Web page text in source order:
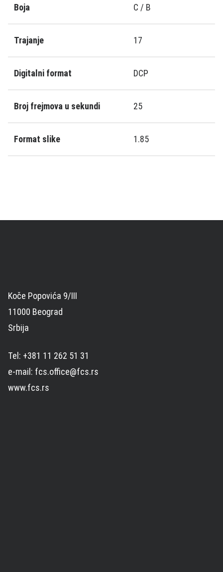
Boja C / B
Trajanje 17
Digitalni format DCP
Broj frejmova u sekundi 25
Format slike 1.85
Koče Popovića 9/III
11000 Beograd
Srbija
Tel: +381 11 262 51 31
e-mail: fcs.office@fcs.rs
www.fcs.rs